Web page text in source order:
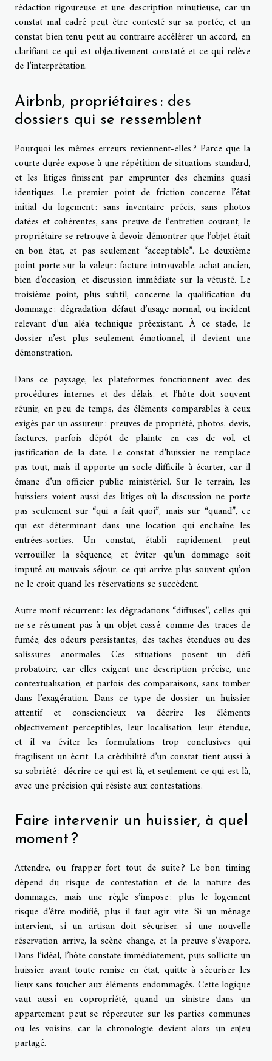
rédaction rigoureuse et une description minutieuse, car un
constat mal cadré peut être contesté sur sa portée, et un
constat bien tenu peut au contraire accélérer un accord, en
clarifiant ce qui est objectivement constaté et ce qui relève
de l’interprétation.
Airbnb, propriétaires : des
dossiers qui se ressemblent
Pourquoi les mêmes erreurs reviennent-elles ? Parce que la
courte durée expose à une répétition de situations standard,
et les litiges finissent par emprunter des chemins quasi
identiques. Le premier point de friction concerne l’état
initial du logement : sans inventaire précis, sans photos
datées et cohérentes, sans preuve de l’entretien courant, le
propriétaire se retrouve à devoir démontrer que l’objet était
en bon état, et pas seulement “acceptable”. Le deuxième
point porte sur la valeur : facture introuvable, achat ancien,
bien d’occasion, et discussion immédiate sur la vétusté. Le
troisième point, plus subtil, concerne la qualification du
dommage : dégradation, défaut d’usage normal, ou incident
relevant d’un aléa technique préexistant. À ce stade, le
dossier n’est plus seulement émotionnel, il devient une
démonstration.
Dans ce paysage, les plateformes fonctionnent avec des
procédures internes et des délais, et l’hôte doit souvent
réunir, en peu de temps, des éléments comparables à ceux
exigés par un assureur : preuves de propriété, photos, devis,
factures, parfois dépôt de plainte en cas de vol, et
justification de la date. Le constat d’huissier ne remplace
pas tout, mais il apporte un socle difficile à écarter, car il
émane d’un officier public ministériel. Sur le terrain, les
huissiers voient aussi des litiges où la discussion ne porte
pas seulement sur “qui a fait quoi”, mais sur “quand”, ce
qui est déterminant dans une location qui enchaîne les
entrées-sorties. Un constat, établi rapidement, peut
verrouiller la séquence, et éviter qu’un dommage soit
imputé au mauvais séjour, ce qui arrive plus souvent qu’on
ne le croit quand les réservations se succèdent.
Autre motif récurrent : les dégradations “diffuses”, celles qui
ne se résument pas à un objet cassé, comme des traces de
fumée, des odeurs persistantes, des taches étendues ou des
salissures anormales. Ces situations posent un défi
probatoire, car elles exigent une description précise, une
contextualisation, et parfois des comparaisons, sans tomber
dans l’exagération. Dans ce type de dossier, un huissier
attentif et consciencieux va décrire les éléments
objectivement perceptibles, leur localisation, leur étendue,
et il va éviter les formulations trop conclusives qui
fragilisent un écrit. La crédibilité d’un constat tient aussi à
sa sobriété : décrire ce qui est là, et seulement ce qui est là,
avec une précision qui résiste aux contestations.
Faire intervenir un huissier, à quel
moment ?
Attendre, ou frapper fort tout de suite ? Le bon timing
dépend du risque de contestation et de la nature des
dommages, mais une règle s’impose : plus le logement
risque d’être modifié, plus il faut agir vite. Si un ménage
intervient, si un artisan doit sécuriser, si une nouvelle
réservation arrive, la scène change, et la preuve s’évapore.
Dans l’idéal, l’hôte constate immédiatement, puis sollicite un
huissier avant toute remise en état, quitte à sécuriser les
lieux sans toucher aux éléments endommagés. Cette logique
vaut aussi en copropriété, quand un sinistre dans un
appartement peut se répercuter sur les parties communes
ou les voisins, car la chronologie devient alors un enjeu
partagé.